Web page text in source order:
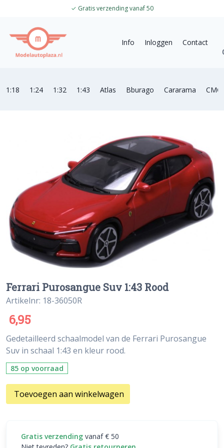
✓ Gratis verzending vanaf 50
Info Inloggen
Contact
1:18 1:24 1:32 1:43 Atlas Bburago Cararama CMC
Ferrari Purosangue Suv 1:43 Rood
Artikelnr: 18-36050R
6,95
Gedetailleerd schaalmodel van de Ferrari Purosangue
Suv in schaal 1:43 en kleur rood.
85 op voorraad
Toevoegen aan winkelwagen
Gratis verzending vanaf € 50